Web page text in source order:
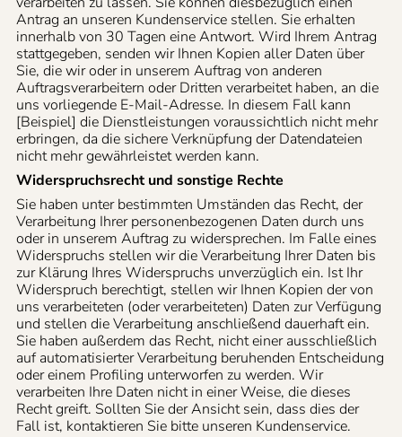
Antrag an unseren Kundenservice stellen. Sie erhalten
innerhalb von 30 Tagen eine Antwort. Wird Ihrem Antrag
stattgegeben, senden wir Ihnen Kopien aller Daten über
Sie, die wir oder in unserem Auftrag von anderen
Auftragsverarbeitern oder Dritten verarbeitet haben, an die
uns vorliegende E-Mail-Adresse. In diesem Fall kann
[Beispiel] die Dienstleistungen voraussichtlich nicht mehr
erbringen, da die sichere Verknüpfung der Datendateien
nicht mehr gewährleistet werden kann.
Widerspruchsrecht und sonstige Rechte
Sie haben unter bestimmten Umständen das Recht, der
Verarbeitung Ihrer personenbezogenen Daten durch uns
oder in unserem Auftrag zu widersprechen. Im Falle eines
Widerspruchs stellen wir die Verarbeitung Ihrer Daten bis
zur Klärung Ihres Widerspruchs unverzüglich ein. Ist Ihr
Widerspruch berechtigt, stellen wir Ihnen Kopien der von
uns verarbeiteten (oder verarbeiteten) Daten zur Verfügung
und stellen die Verarbeitung anschließend dauerhaft ein.
Sie haben außerdem das Recht, nicht einer ausschließlich
auf automatisierter Verarbeitung beruhenden Entscheidung
oder einem Profiling unterworfen zu werden. Wir
verarbeiten Ihre Daten nicht in einer Weise, die dieses
Recht greift. Sollten Sie der Ansicht sein, dass dies der
Fall ist, kontaktieren Sie bitte unseren Kundenservice.